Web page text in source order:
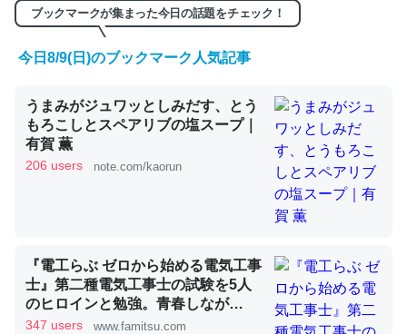
くらい。小説でいう「ずっと前の伏線」は回収されないけ
ど、短期記憶というには多い分量。進化すればするほど分
かりやすく強くなりそう
─GPTの仕組みと限界についての考察（１） - conceptualization
昆虫ってカルシウム少ないのか。知らんかった。調べたら
コオロギのカルシウム分はエビの600分の1程度。
ブックマークが集まった今日の話題をチェック！
今日8/9(日)のブックマーク人気記事
うまみがジュワッとしみだす、とう
もろこしとスペアリブの塩スープ｜
有賀 薫
206 users note.com/kaorun
『電工らぶ ゼロから始める電気工事
士』第二種電気工事士の試験を5人
のヒロインと勉強。青春しなが
ら“過去問1000問”や“本番形式CBT
347 users www.famitsu.com